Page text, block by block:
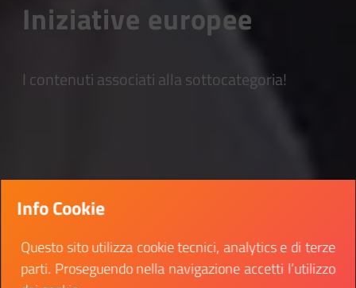
Iniziative europee
I contenuti associati alla sottocategoria!
Info Cookie
Questo sito utilizza cookie tecnici, analytics e di terze
parti. Proseguendo nella navigazione accetti l’utilizzo